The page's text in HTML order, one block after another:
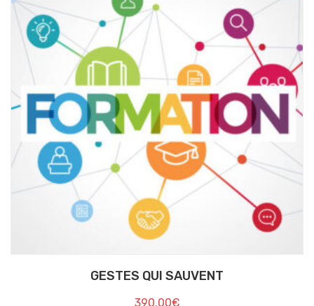
GESTES QUI SAUVENT
390.00€